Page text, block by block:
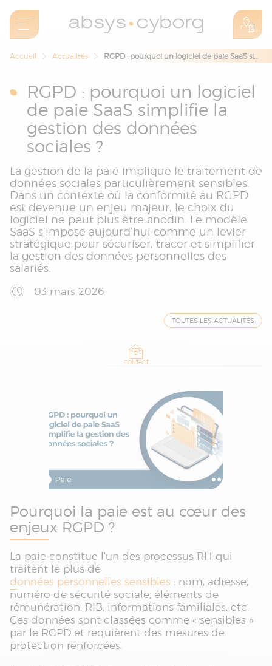
Accueil Actualités RGPD : pourquoi un logiciel de paie SaaS simplifie la gestion des données sociales ?
RGPD : pourquoi un logiciel
de paie SaaS simplifie la
gestion des données
sociales ?
La gestion de la paie implique le traitement de
données sociales particulièrement sensibles.
Dans un contexte où la conformité au RGPD
est devenue un enjeu majeur, le choix du
logiciel ne peut plus être anodin. Le modèle
SaaS s’impose aujourd’hui comme un levier
stratégique pour sécuriser, tracer et simplifier
la gestion des données personnelles des
salariés.
03 mars 2026
TOUTES LES ACTUALITÉS
CONTACT
Pourquoi la paie est au cœur des
enjeux RGPD ?
La paie constitue l’un des processus RH qui
traitent le plus de
données personnelles sensibles : nom, adresse,
numéro de sécurité sociale, éléments de
rémunération, RIB, informations familiales, etc.
Ces données sont classées comme « sensibles »
par le RGPD et requièrent des mesures de
protection renforcées.